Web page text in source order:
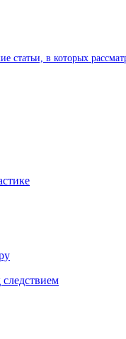
статьи, в которых